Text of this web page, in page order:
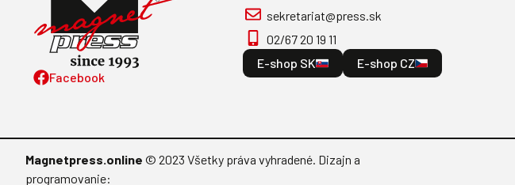
Facebook
sekretariat@press.sk
02/67 20 19 11
E-shop SK
E-shop CZ
Magnetpress.online © 2023 Všetky práva vyhradené. Dizajn a
programovanie: